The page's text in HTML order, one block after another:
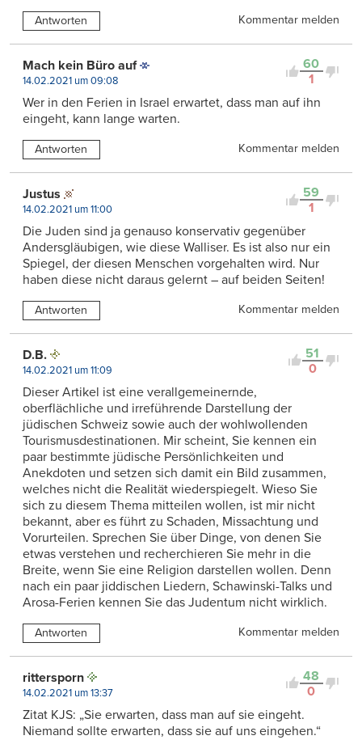
Antworten Kommentar melden
60
1
Mach kein Büro auf
14.02.2021 um 09:08
Wer in den Ferien in Israel erwartet, dass man auf ihn
eingeht, kann lange warten.
Antworten Kommentar melden
59
1
Justus
14.02.2021 um 11:00
Die Juden sind ja genauso konservativ gegenüber
Andersgläubigen, wie diese Walliser. Es ist also nur ein
Spiegel, der diesen Menschen vorgehalten wird. Nur
haben diese nicht daraus gelernt – auf beiden Seiten!
Antworten Kommentar melden
51
0
D.B.
14.02.2021 um 11:09
Dieser Artikel ist eine verallgemeinernde,
oberflächliche und irreführende Darstellung der
jüdischen Schweiz sowie auch der wohlwollenden
Tourismusdestinationen. Mir scheint, Sie kennen ein
paar bestimmte jüdische Persönlichkeiten und
Anekdoten und setzen sich damit ein Bild zusammen,
welches nicht die Realität wiederspiegelt. Wieso Sie
sich zu diesem Thema mitteilen wollen, ist mir nicht
bekannt, aber es führt zu Schaden, Missachtung und
Vorurteilen. Sprechen Sie über Dinge, von denen Sie
etwas verstehen und recherchieren Sie mehr in die
Breite, wenn Sie eine Religion darstellen wollen. Denn
nach ein paar jiddischen Liedern, Schawinski-Talks und
Arosa-Ferien kennen Sie das Judentum nicht wirklich.
Antworten Kommentar melden
48
0
rittersporn
14.02.2021 um 13:37
Zitat KJS: „Sie erwarten, dass man auf sie eingeht.
Niemand sollte erwarten, dass sie auf uns eingehen.“